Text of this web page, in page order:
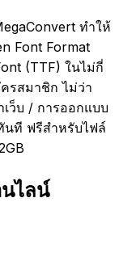
ทำให้
Font Format
(TTF) ในไม่กี่
รสมาชิก ไม่ว่า
ว็บ / การออกแบบ
นที ฟรีสำหรับไฟล์
ไลน์